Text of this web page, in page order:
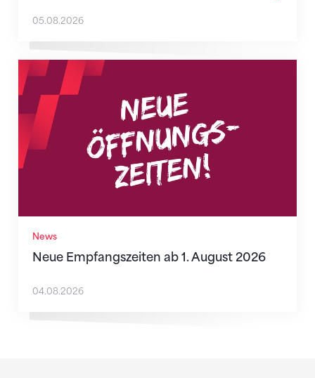
05.08.2026
News
Neue Empfangszeiten ab 1. August 2026
Neue Empfangszeiten ab 1. August 2026
04.08.2026